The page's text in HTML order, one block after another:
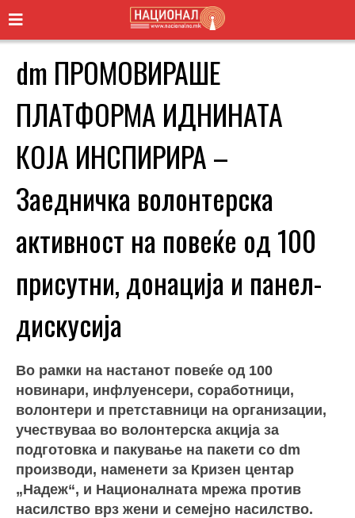
dm ПРОМОВИРАШЕ
ПЛАТФОРМА ИДНИНАТА
КОЈА ИНСПИРИРА –
Заедничка волонтерска
активност на повеќе од 100
присутни, донација и панел-
дискусија
Во рамки на настанот повеќе од 100
новинари, инфлуенсери, соработници,
волонтери и претставници на организации,
учествуваа во волонтерска акција за
подготовка и пакување на пакети со dm
производи, наменети за Кризен центар
„Надеж“, и Националната мрежа против
насилство врз жени и семејно насилство.